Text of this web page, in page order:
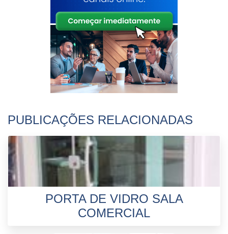
PUBLICAÇÕES RELACIONADAS
PORTA DE VIDRO SALA
COMERCIAL